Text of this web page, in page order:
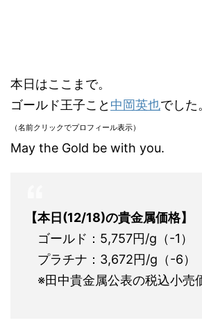
本日はここまで。
ゴールド王子こと 中岡英也でした
（名前クリックでプロフィール表示）
May the Gold be with you.
【本日(12/18)の貴金属価格】
ゴールド：5,757円/g（-1）
プラチナ：3,672円/g（-6）
※田中貴金属公表の税込小売